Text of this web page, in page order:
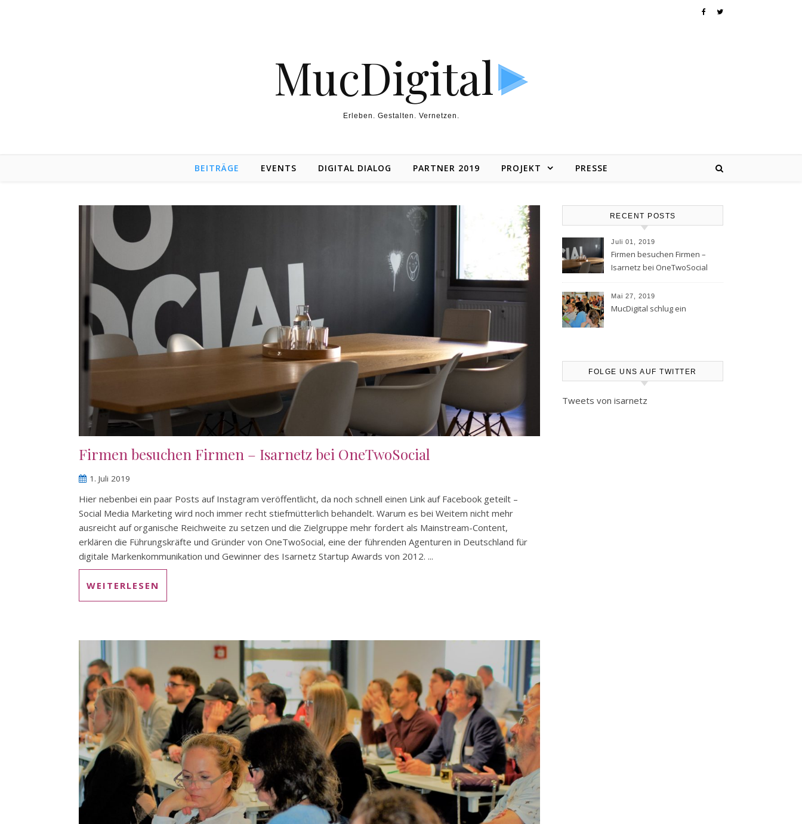
MucDigital
Erleben. Gestalten. Vernetzen.
BEITRÄGE EVENTS DIGITAL DIALOG PARTNER 2019 PROJEKT PRESSE
Firmen besuchen Firmen – Isarnetz bei OneTwoSocial
1. Juli 2019
Hier nebenbei ein paar Posts auf Instagram veröffentlicht, da noch schnell einen Link auf Facebook geteilt –
Social Media Marketing wird noch immer recht stiefmütterlich behandelt. Warum es bei Weitem nicht mehr
ausreicht auf organische Reichweite zu setzen und die Zielgruppe mehr fordert als Mainstream-Content,
erklären die Führungskräfte und Gründer von OneTwoSocial, eine der führenden Agenturen in Deutschland für
digitale Markenkommunikation und Gewinner des Isarnetz Startup Awards von 2012. ...
WEITERLESEN
RECENT POSTS
Juli 01, 2019
Firmen besuchen Firmen –
Isarnetz bei OneTwoSocial
Mai 27, 2019
MucDigital schlug ein
FOLGE UNS AUF TWITTER
Tweets von isarnetz